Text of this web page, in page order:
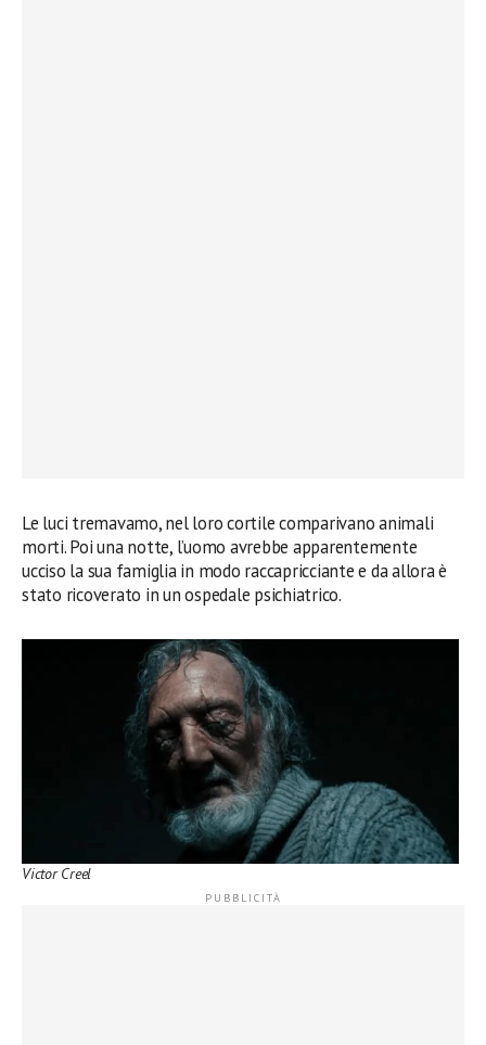
Le luci tremavamo, nel loro cortile comparivano animali
morti. Poi una notte, l’uomo avrebbe apparentemente
ucciso la sua famiglia in modo raccapricciante e da allora è
stato ricoverato in un ospedale psichiatrico.
Victor Creel